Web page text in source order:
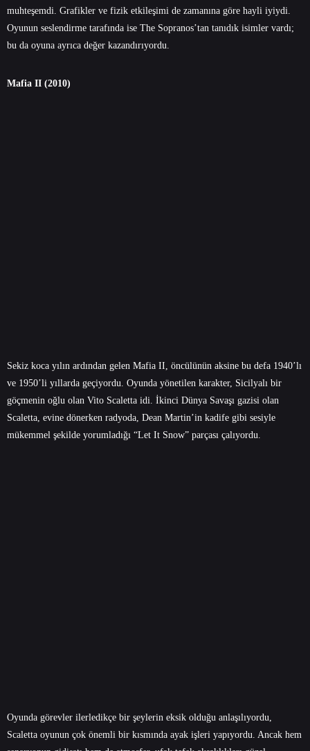
muhteşemdi. Grafikler ve fizik etkileşimi de zamanına göre hayli iyiydi.
Oyunun seslendirme tarafında ise The Sopranos’tan tanıdık isimler vardı;
bu da oyuna ayrıca değer kazandırıyordu.
Mafia II (2010)
Sekiz koca yılın ardından gelen Mafia II, öncülünün aksine bu defa 1940’lı
ve 1950’li yıllarda geçiyordu. Oyunda yönetilen karakter, Sicilyalı bir
göçmenin oğlu olan Vito Scaletta idi. İkinci Dünya Savaşı gazisi olan
Scaletta, evine dönerken radyoda, Dean Martin’in kadife gibi sesiyle
mükemmel şekilde yorumladığı “Let It Snow” parçası çalıyordu.
Oyunda görevler ilerledikçe bir şeylerin eksik olduğu anlaşılıyordu,
Scaletta oyunun çok önemli bir kısmında ayak işleri yapıyordu. Ancak hem